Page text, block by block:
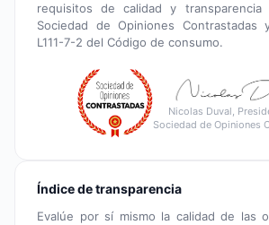
requisitos de calidad y
Sociedad de Opiniones
L111-7-2 del Código de consumo.
Nicolas Duval,
Sociedad de Opiniones
Índice de transparencia
Evalúe por sí mismo la calidad de las